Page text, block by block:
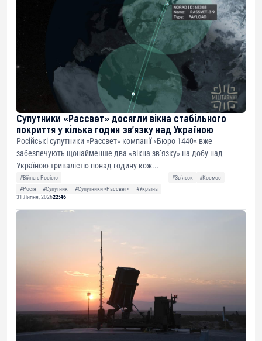
Супутники «Рассвет» досягли вікна стабільного
покриття у кілька годин зв’язку над Україною
Російські супутники «Рассвет» компанії «Бюро 1440» вже
забезпечують щонайменше два «вікна зв’язку» на добу над
Україною тривалістю понад годину кож...
#Війна з Росією #Звʼязок
#Космос
#Росія
#Супутник #Супутники «Рассвет»
#Україна
31 Липня, 202622:46